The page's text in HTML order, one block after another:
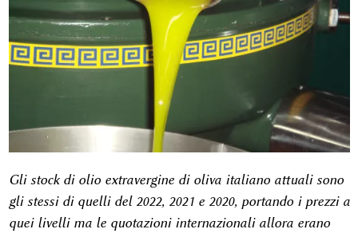
Gli stock di olio extravergine di oliva italiano attuali sono
gli stessi di quelli del 2022, 2021 e 2020, portando i prezzi a
quei livelli ma le quotazioni internazionali allora erano